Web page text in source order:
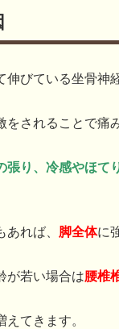
伸びている坐骨神
をされることで痛
張り、冷感やほて
れば、 脚全体に
が若い場合は腰椎
えてきます。